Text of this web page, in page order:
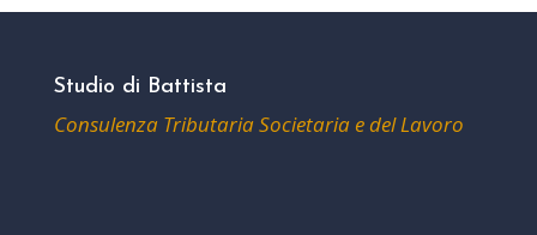
Studio di Battista
Consulenza Tributaria Societaria e del Lavoro